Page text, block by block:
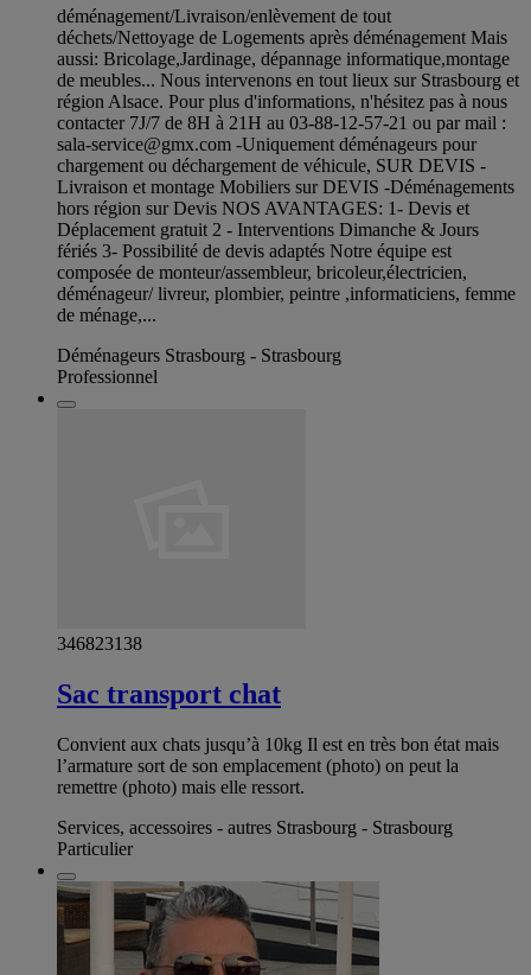
déménagement/Livraison/enlèvement de tout
déchets/Nettoyage de Logements après déménagement Mais
aussi: Bricolage,Jardinage, dépannage informatique,montage
de meubles... Nous intervenons en tout lieux sur Strasbourg et
région Alsace. Pour plus d'informations, n'hésitez pas à nous
contacter 7J/7 de 8H à 21H au 03-88-12-57-21 ou par mail :
sala-service@gmx.com -Uniquement déménageurs pour
chargement ou déchargement de véhicule, SUR DEVIS -
Livraison et montage Mobiliers sur DEVIS -Déménagements
hors région sur Devis NOS AVANTAGES: 1- Devis et
Déplacement gratuit 2 - Interventions Dimanche & Jours
fériés 3- Possibilité de devis adaptés Notre équipe est
composée de monteur/assembleur, bricoleur,électricien,
déménageur/ livreur, plombier, peintre ,informaticiens, femme
de ménage,...
Déménageurs Strasbourg - Strasbourg
Professionnel
346823138
Sac transport chat
Convient aux chats jusqu’à 10kg Il est en très bon état mais
l’armature sort de son emplacement (photo) on peut la
remettre (photo) mais elle ressort.
Services, accessoires - autres Strasbourg - Strasbourg
Particulier